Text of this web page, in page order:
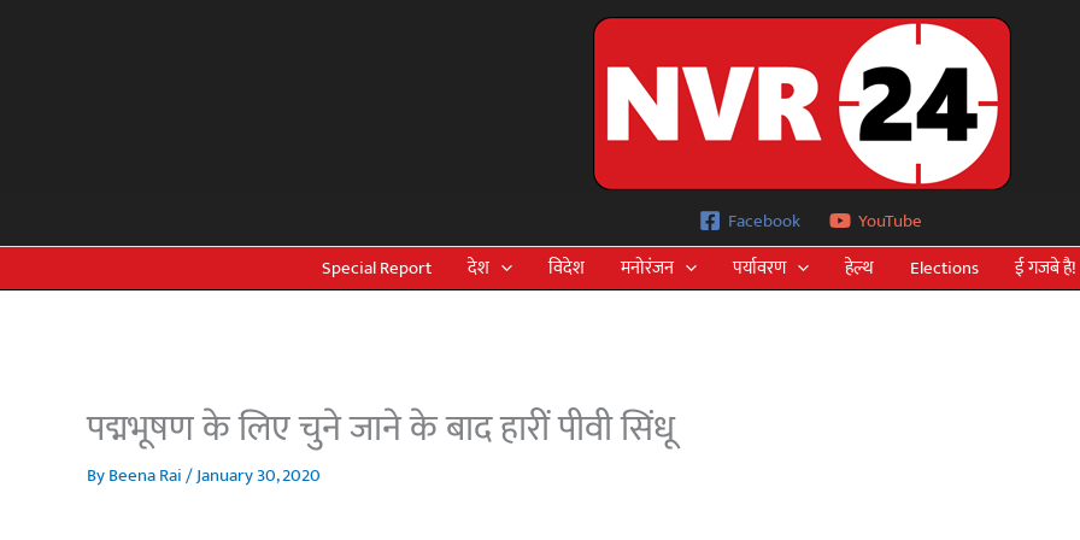
Facebook
YouTube
Special Report
देश विदेश मनोरंजन पर्यावरण हेल्थ Elections ई गजबे है!
पद्मभूषण के लिए चुने जाने के बाद हारीं पीवी सिंधू
ByBeena Rai/January 30, 2020